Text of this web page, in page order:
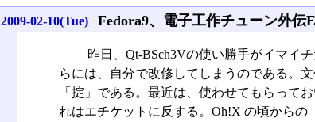
2009-02-10(Tue) Fedora9、電子工作チューン外伝
昨日、Qt-BSch3Vの使い勝手がイマイ
らには、自分で改修してしまうのである。
「掟」である。最近は、使わせてもらって
れはエチケットに反する。Oh!X の頃からの